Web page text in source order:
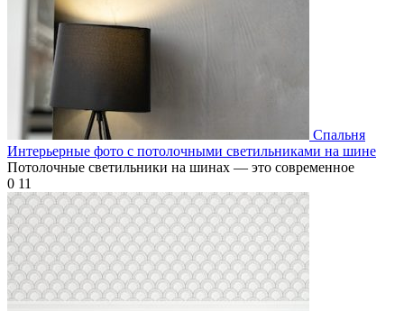
Спальня
Интерьерные фото с потолочными светильниками на шине
Потолочные светильники на шинах — это современное
0 11